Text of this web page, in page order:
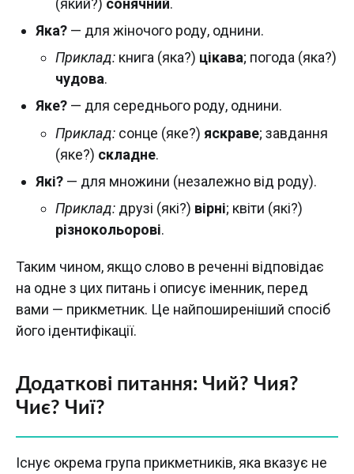
(який?) сонячний.
Яка? — для жіночого роду, однини.
Приклад: книга (яка?) цікава; погода (яка?)
чудова.
Яке? — для середнього роду, однини.
Приклад: сонце (яке?) яскраве; завдання
(яке?) складне.
Які? — для множини (незалежно від роду).
Приклад: друзі (які?) вірні; квіти (які?)
різнокольорові.
Таким чином, якщо слово в реченні відповідає
на одне з цих питань і описує іменник, перед
вами — прикметник. Це найпоширеніший спосіб
його ідентифікації.
Додаткові питання: Чий? Чия?
Чиє? Чиї?
Існує окрема група прикметників, яка вказує не